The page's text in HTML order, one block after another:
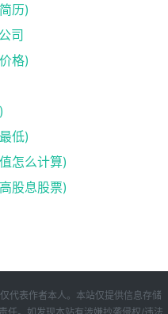
历)
司
格)
低)
怎么计算)
股息股票)
代表作者本人。本站仅提供信息存储